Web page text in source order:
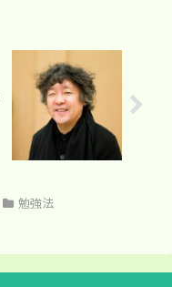
勉強法